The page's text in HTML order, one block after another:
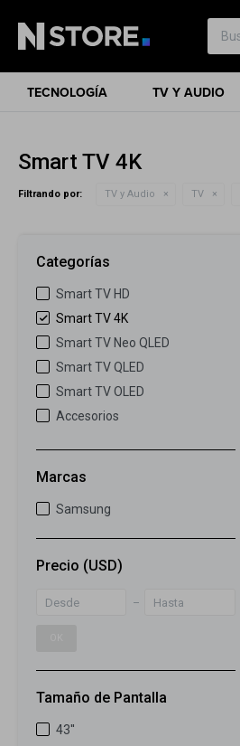
TECNOLOGÍA TV Y AUDIO
Smart TV 4K
Filtrando por: TV y Audio TV
Categorías
Smart TV HD
Smart TV 4K
Smart TV Neo QLED
Smart TV QLED
Smart TV OLED
Accesorios
Marcas
Samsung
Precio (USD)
Tamaño de Pantalla
43''